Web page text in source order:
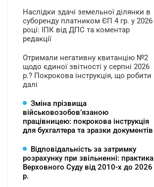
Наслідки здачі земельної ділянки в
суборенду платником ЄП 4 гр. у 2026
році: ІПК від ДПС та коментар
редакції
Отримали негативну квитанцію №2
щодо єдиної звітності у серпні 2026
р.? Покрокова інструкція, що робити
далі
Зміна прізвища
військовозобов’язаною
працівницею: покрокова інструкція
для бухгалтера та зразки документів
Відповідальність за затримку
розрахунку при звільненні: практика
Верховного Суду від 2010-х до 2026
р.